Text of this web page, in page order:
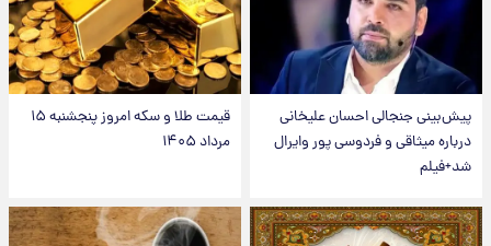
پیش‌بینی جنجالی احسان علیخانی
درباره میثاقی و فردوسی پور وایرال
شد+فیلم
قیمت طلا و سکه امروز پنجشنبه ۱۵
مرداد ۱۴۰۵